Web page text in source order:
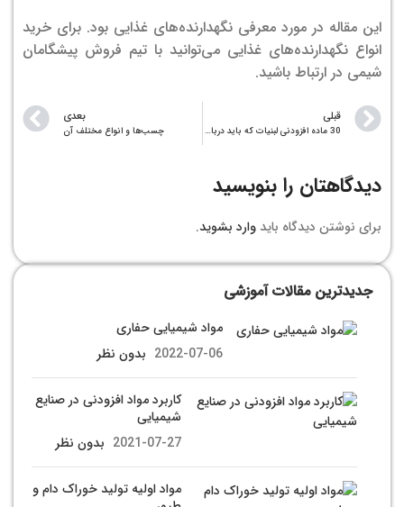
این مقاله در مورد معرفی نگهدارنده‌های غذایی بود. برای خرید
انواع نگهدارنده‌های غذایی می‌توانید با تیم فروش پیشگامان
شیمی در ارتباط باشید.
قبلی
30 ماده افزودنی لبنیات که باید درباره آن‌ها بدانید.
بعدی
چسب‌ها و انواع مختلف آن
دیدگاهتان را بنویسید
برای نوشتن دیدگاه باید وارد بشوید.
جدیدترین مقالات آموزشی
مواد شیمیایی حفاری
2022-07-06 بدون نظر
کاربرد مواد افزودنی در صنایع
شیمیایی
2021-07-27 بدون نظر
مواد اولیه تولید خوراک دام و